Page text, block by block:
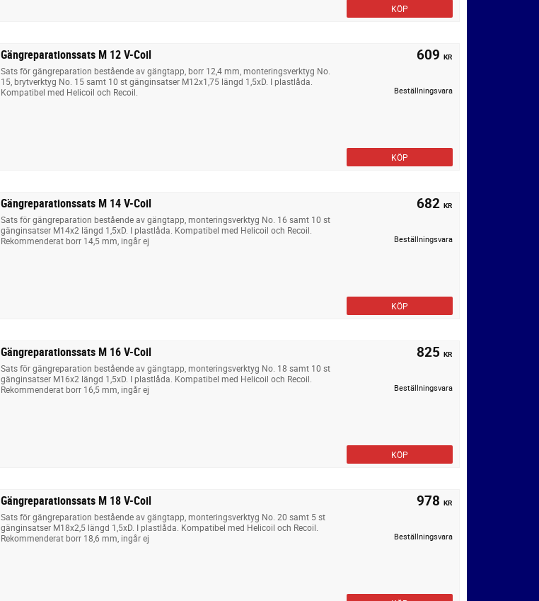
KÖP
Gängreparationssats M 12 V-Coil
Sats för gängreparation bestående av gängtapp, borr 12,4 mm, monteringsverktyg No.
15, brytverktyg No. 15 samt 10 st gänginsatser M12x1,75 längd 1,5xD. I plastlåda.
Kompatibel med Helicoil och Recoil.
609 KR
Beställningsvara
KÖP
Gängreparationssats M 14 V-Coil
Sats för gängreparation bestående av gängtapp, monteringsverktyg No. 16 samt 10 st
gänginsatser M14x2 längd 1,5xD. I plastlåda. Kompatibel med Helicoil och Recoil.
Rekommenderat borr 14,5 mm, ingår ej
682 KR
Beställningsvara
KÖP
Gängreparationssats M 16 V-Coil
Sats för gängreparation bestående av gängtapp, monteringsverktyg No. 18 samt 10 st
gänginsatser M16x2 längd 1,5xD. I plastlåda. Kompatibel med Helicoil och Recoil.
Rekommenderat borr 16,5 mm, ingår ej
825 KR
Beställningsvara
KÖP
Gängreparationssats M 18 V-Coil
Sats för gängreparation bestående av gängtapp, monteringsverktyg No. 20 samt 5 st
gänginsatser M18x2,5 längd 1,5xD. I plastlåda. Kompatibel med Helicoil och Recoil.
Rekommenderat borr 18,6 mm, ingår ej
978 KR
Beställningsvara